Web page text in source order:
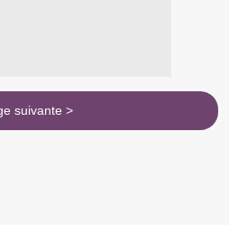
suivante >